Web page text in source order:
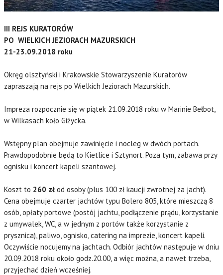
III REJS KURATORÓW
PO WIELKICH JEZIORACH MAZURSKICH
21-23.09.2018 roku
Okręg olsztyński i Krakowskie Stowarzyszenie Kuratorów
zapraszają na rejs po Wielkich Jeziorach Mazurskich.
Impreza rozpocznie się w piątek 21.09.2018 roku w Marinie Bełbot,
w Wilkasach koło Giżycka.
Wstępny plan obejmuje zawinięcie i nocleg w dwóch portach.
Prawdopodobnie będą to Kietlice i Sztynort. Poza tym, zabawa przy
ognisku i koncert kapeli szantowej.
Koszt to 260 zł od osoby (plus 100 zł kaucji zwrotnej za jacht).
Cena obejmuje czarter jachtów typu Bolero 805, które mieszczą 8
osób, opłaty portowe (postój jachtu, podłączenie prądu, korzystanie
z umywalek, WC, a w jednym z portów także korzystanie z
prysznica), paliwo, ognisko, catering na imprezie, koncert kapeli.
Oczywiście nocujemy na jachtach. Odbiór jachtów następuje w dniu
20.09.2018 roku około godz.20.00, a więc można, a nawet trzeba,
przyjechać dzień wcześniej.